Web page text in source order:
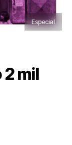
Especial
mil